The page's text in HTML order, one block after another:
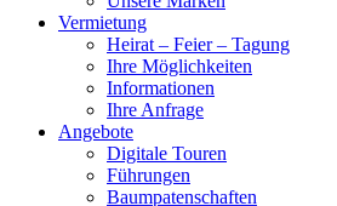
Vermietung
Heirat – Feier – Tagung
Ihre Möglichkeiten
Informationen
Ihre Anfrage
Angebote
Digitale Touren
Führungen
Baumpatenschaften